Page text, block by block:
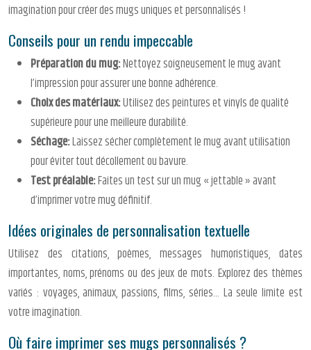
imagination pour créer des mugs uniques et personnalisés !
Conseils pour un rendu impeccable
Préparation du mug:Nettoyez soigneusement le mug avant
l’impression pour assurer une bonne adhérence.
Choix des matériaux:Utilisez des peintures et vinyls de qualité
supérieure pour une meilleure durabilité.
Séchage:Laissez sécher complètement le mug avant utilisation
pour éviter tout décollement ou bavure.
Test préalable:Faites un test sur un mug « jettable » avant
d’imprimer votre mug définitif.
Idées originales de personnalisation textuelle
Utilisez des citations, poèmes, messages humoristiques, dates
importantes, noms, prénoms ou des jeux de mots. Explorez des thèmes
variés : voyages, animaux, passions, films, séries… La seule limite est
votre imagination.
Où faire imprimer ses mugs personnalisés ?